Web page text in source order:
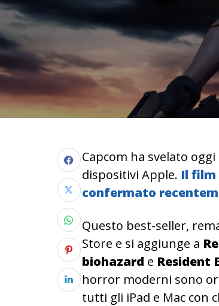
Capcom ha svelato
dispositivi Apple. Il film
confermato
Questo best-seller,
Store e si aggiunge a
biohazard e Resident
horror moderni sono
tutti gli iPad e Mac con